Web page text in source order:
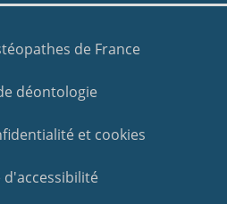
de France
déontologie
et cookies
d'accessibilité